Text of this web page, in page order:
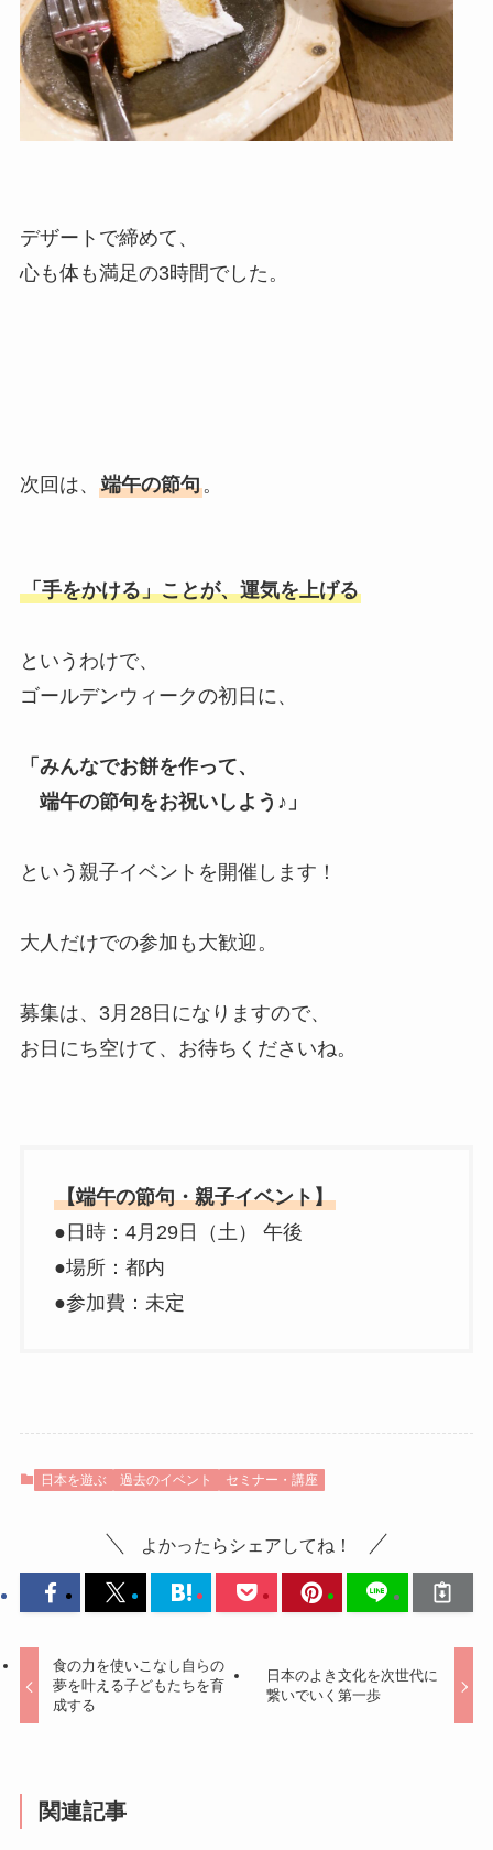
デザートで締めて、
心も体も満足の3時間でした。
次回は、 端午の節句。
「手をかける」ことが、運気を上げる
というわけで、
ゴールデンウィークの初日に、
「みんなでお餅を作って、
端午の節句をお祝いしよう♪」
という親子イベントを開催します！
大人だけでの参加も大歓迎。
募集は、3月28日になりますので、
お日にち空けて、お待ちくださいね。
【端午の節句・親子イベント】
●日時：4月29日（土） 午後
●場所：都内
●参加費：未定
日本を遊ぶ 過去のイベント セミナー・講座
よかったらシェアしてね！
食の力を使いこなし自らの
夢を叶える子どもたちを育
成する
日本のよき文化を次世代に
繋いでいく第一歩
関連記事